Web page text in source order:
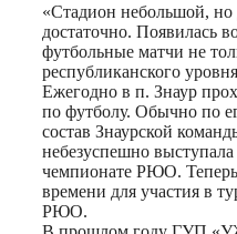
«Стадион небольшой, но
достаточно. Появилась
футбольные матчи не
республиканского
Ежегодно в п. Знаур
по футболу. Обычно по
состав Знаурской
небезуспешно
чемпионате РЮО. Теперь
времени для участия в
РЮО.